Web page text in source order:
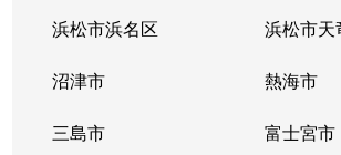
浜松市浜名区 浜松市天
沼津市 熱海市
三島市 富士宮市